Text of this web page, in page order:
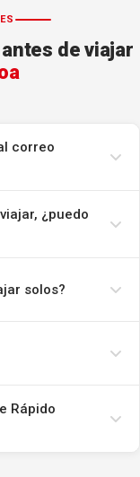
de viajar
correo
¿puedo
solos?
Rápido